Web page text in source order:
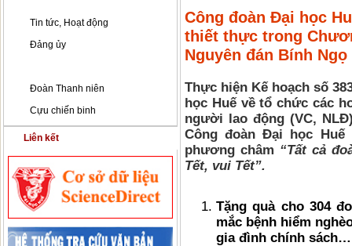
Tin tức, Hoạt động
Đảng ủy
Đoàn Thanh niên
Cựu chiến binh
Liên kết
Công đoàn Đại học
thiết thực trong
Nguyên đán Bính
Thực hiện Kế hoạch số
học Huế về tổ chức các
người lao động (VC,
Công đoàn Đại học
phương châm “Tất cả
Tết, vui Tết”.
Tặng quà cho 304
mắc bệnh hiểm
gia đình chính sách…